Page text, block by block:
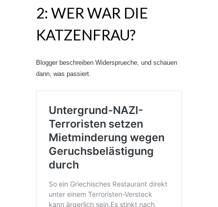
2: WER WAR DIE
KATZENFRAU?
Blogger beschreiben Widersprueche, und schauen
dann, was passiert.